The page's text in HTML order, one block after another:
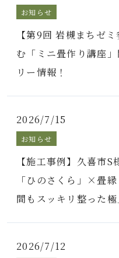
お知らせ
【第9回 岩槻まちゼ
む「ミニ畳作り講座
リー情報！
2026/7/15
お知らせ
【施工事例】久喜市
「ひのさくら」×畳
間もスッキリ整った
2026/7/12